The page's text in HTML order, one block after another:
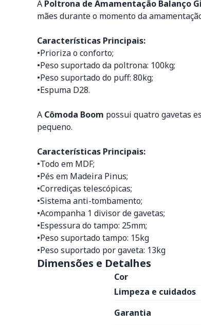
A Poltrona de Amamentação Balanço
mães durante o momento da
Características Principais:
•Prioriza o conforto;
•Peso suportado da poltrona: 100kg;
•Peso suportado do puff: 80kg;
•Espuma D28.
A Cômoda Boom possui quatro gavetas
pequeno.
Características Principais:
•Todo em MDF;
•Pés em Madeira Pinus;
•Corrediças telescópicas;
•Sistema anti-tombamento;
•Acompanha 1 divisor de gavetas;
•Espessura do tampo: 25mm;
•Peso suportado tampo: 15kg
•Peso suportado por gaveta: 13kg
Dimensões e Detalhes
Cor
Limpeza e cuidados
Garantia